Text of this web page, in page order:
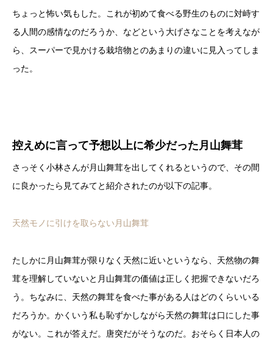
ちょっと怖い気もした。これが初めて食べる野生のものに対峙す
る人間の感情なのだろうか、などという大げさなことを考えなが
ら、スーパーで見かける栽培物とのあまりの違いに見入ってしま
った。
控えめに言って予想以上に希少だった月山舞茸
さっそく小林さんが月山舞茸を出してくれるというので、その間
に良かったら見てみてと紹介されたのが以下の記事。
天然モノに引けを取らない月山舞茸
たしかに月山舞茸が限りなく天然に近いというなら、天然物の舞
茸を理解していないと月山舞茸の価値は正しく把握できないだろ
う。ちなみに、天然の舞茸を食べた事がある人はどのくらいいる
だろうか。かくいう私も恥ずかしながら天然の舞茸は口にした事
がない。これが答えだ。唐突だがそうなのだ。おそらく日本人の